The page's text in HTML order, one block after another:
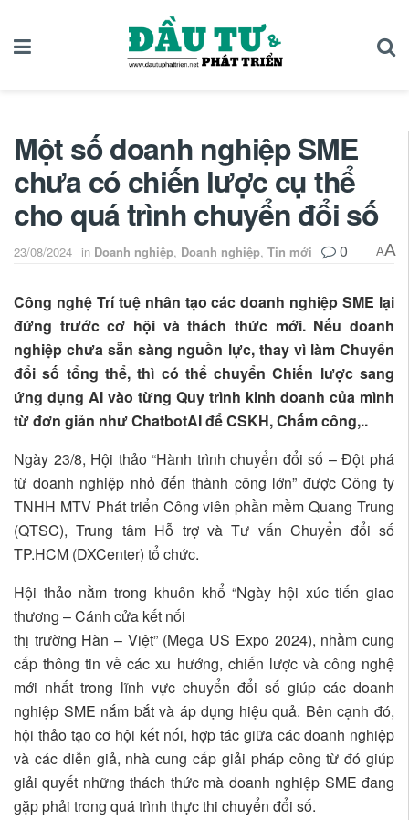
Một số doanh nghiệp SME
chưa có chiến lược cụ thể
cho quá trình chuyển đổi số
23/08/2024 in Doanh nghiệp, Doanh nghiệp, Tin mới 0 AA
Công nghệ Trí tuệ nhân tạo các doanh nghiệp SME lại
đứng trước cơ hội và thách thức mới. Nếu doanh
nghiệp chưa sẵn sàng nguồn lực, thay vì làm Chuyển
đổi số tổng thể, thì có thể chuyển Chiến lược sang
ứng dụng AI vào từng Quy trình kinh doanh của mình
từ đơn giản như ChatbotAI để CSKH, Chấm công,..
Ngày 23/8, Hội thảo “Hành trình chuyển đổi số – Đột phá
từ doanh nghiệp nhỏ đến thành công lớn” được Công ty
TNHH MTV Phát triển Công viên phần mềm Quang Trung
(QTSC), Trung tâm Hỗ trợ và Tư vấn Chuyển đổi số
TP.HCM (DXCenter) tổ chức.
Hội thảo nằm trong khuôn khổ “Ngày hội xúc tiến giao
thương – Cánh cửa kết nối
thị trường Hàn – Việt” (Mega US Expo 2024), nhằm cung
cấp thông tin về các xu hướng, chiến lược và công nghệ
mới nhất trong lĩnh vực chuyển đổi số giúp các doanh
nghiệp SME nắm bắt và áp dụng hiệu quả. Bên cạnh đó,
hội thảo tạo cơ hội kết nối, hợp tác giữa các doanh nghiệp
và các diễn giả, nhà cung cấp giải pháp công từ đó giúp
giải quyết những thách thức mà doanh nghiệp SME đang
gặp phải trong quá trình thực thi chuyển đổi số.